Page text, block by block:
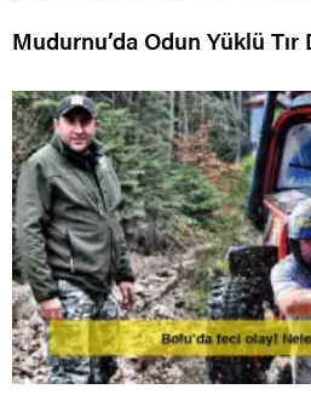
Mudurnu’da Odun Yüklü Tır